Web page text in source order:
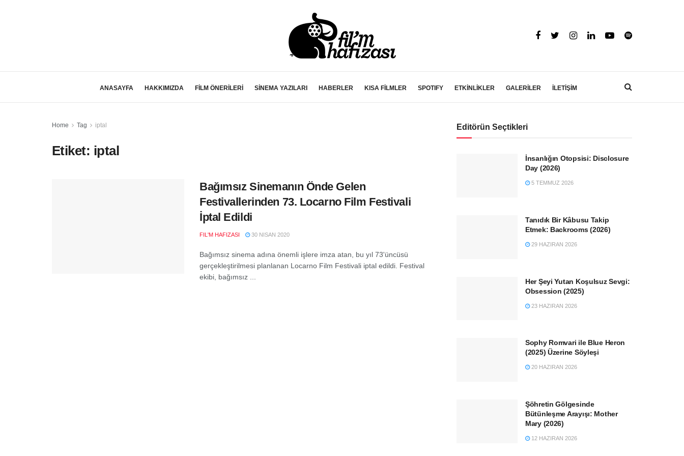
ANASAYFA HAKKIMIZDA FİLM ÖNERİLERİ SİNEMA YAZILARI HABERLER KISA FİLMLER SPOTIFY ETKİNLİKLER GALERİLER İLETİŞİM
Home Tag iptal
Etiket: iptal
Bağımsız Sinemanın Önde Gelen
Festivallerinden 73. Locarno Film Festivali
İptal Edildi
FIL'M HAFIZASI 30 NISAN 2020
Bağımsız sinema adına önemli işlere imza atan, bu yıl 73'üncüsü
gerçekleştirilmesi planlanan Locarno Film Festivali iptal edildi. Festival
ekibi, bağımsız ...
Editörün Seçtikleri
İnsanlığın Otopsisi: Disclosure
Day (2026)
5 TEMMUZ 2026
Tanıdık Bir Kâbusu Takip
Etmek: Backrooms (2026)
29 HAZIRAN 2026
Her Şeyi Yutan Koşulsuz Sevgi:
Obsession (2025)
23 HAZIRAN 2026
Sophy Romvari ile Blue Heron
(2025) Üzerine Söyleşi
20 HAZIRAN 2026
Şöhretin Gölgesinde
Bütünleşme Arayışı: Mother
Mary (2026)
12 HAZIRAN 2026